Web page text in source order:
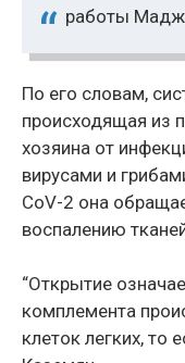
работы
По его словам,
происходящая из
хозяина от
вирусами и
CoV-2 она
воспалению
“Открытие
комплемента
клеток легких, то